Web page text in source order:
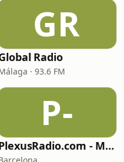
GR
Radio
· 93.6 FM
P-
PlexusRadio.com - Motown Channel